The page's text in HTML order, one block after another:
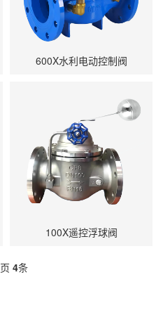
600X水利电动控制阀
100X遥控浮球阀
页 4条